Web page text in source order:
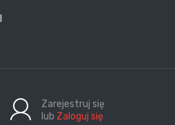
Zarejestruj się
lub Zaloguj się